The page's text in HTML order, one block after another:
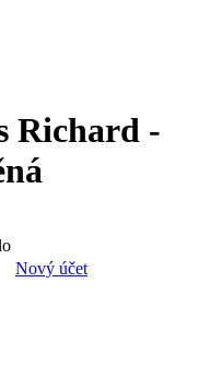
Richard -
Nový účet